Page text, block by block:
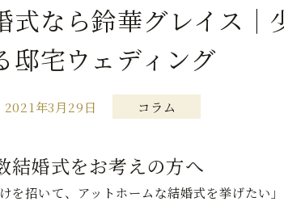
式なら鈴華グレイス｜
邸宅ウェディング
2021年3月29日 コラム
結婚式をお考えの方へ
を招いて、アットホームな結婚式を挙げたい